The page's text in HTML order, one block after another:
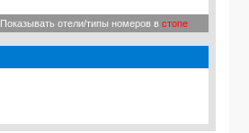
Показывать отели/типы номеров в стопе